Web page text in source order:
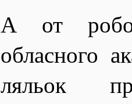
А от
обласного
ляльок